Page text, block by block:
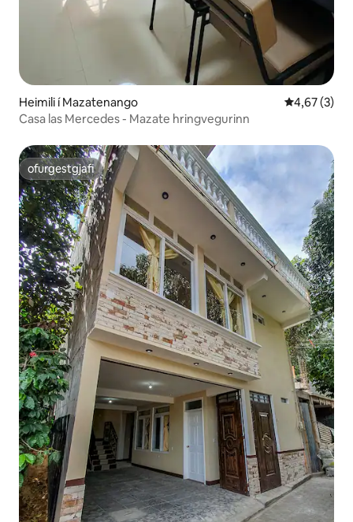
Heimili í Mazatenango 4,67 af 5 í
4,67 (3)
Casa las Mercedes - Mazate hringvegurinn
ofurgestgjafi
ofurgestgjafi